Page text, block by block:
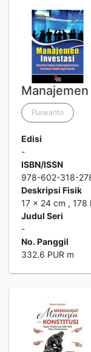
Purwanto
Edisi
-
ISBN/ISSN
978-602-318-
Deskripsi Fisik
17 x 24 cm , 178
Judul Seri
-
No. Panggil
332.6 PUR m